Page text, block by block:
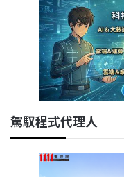
駕馭程式代理人